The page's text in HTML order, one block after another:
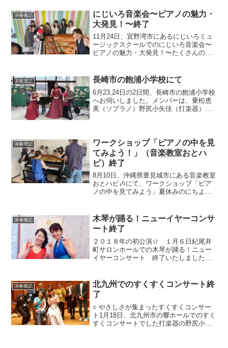
分けて、当山小学校の多目的教室「さく
らホ...
演奏後記
にじいろ音楽会〜ピアノの魅力・
大発見！〜終了
11月24日、宜野湾市にあるにじいろミュ
ージックスクールでのにじいろ音楽会〜
ピアノの魅力・大発見！〜たくさんの笑
ノは、お教室に最近仲間入りしたグラン
ドピアノでした。【...
演奏後記 長崎市の飽浦小学校にて
6月23,24日の2日間、長崎市の飽浦小学校
へお伺いしました。メンバーは、乗松恵
美（ソプラノ）野尻小矢佳（打楽器）わ
て、60分越えの...
演奏後記
ワークショップ「ピアノの中を見
てみよう！」（音楽教室おとハ
ピ）終了
8月10日、沖縄県豊見城市にある音楽教室
おとハピ🎶にて、ワークショップ「ピア
ノの中を見てみよう」夏休みのにちよう
ョップ講師としてお招きいただきまし
た。おとハピ主宰の榎...
演奏後記
木琴が踊る！ニューイヤーコンサ
ート終了
２０１８年の初公演☆ １月６日紀尾井
町サロンホールでの木琴が踊る！ニュー
イヤーコンサート 終了いたしました。
かでおだやかな時間となりました。プロ
グラムは、ニューイヤーに...
演奏後記
北九州でのすくすくコンサート終
了
○ やさしさが集まったすくすくコンサー
ト1月18日、北九州市の響ホールでのすく
すくコンサートでした打楽器の野尻小矢